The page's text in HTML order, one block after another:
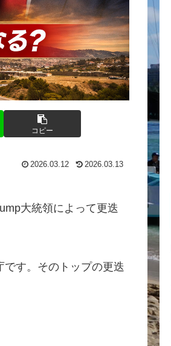
コピー
2026.03.12 2026.03.13
大統領によって更迭
す。そのトップの更迭